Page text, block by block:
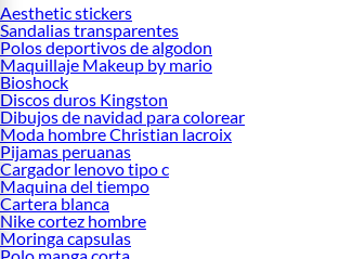
Aesthetic stickers
Sandalias transparentes
Polos deportivos de algodon
Maquillaje Makeup by mario
Bioshock
Discos duros Kingston
Dibujos de navidad para colorear
Moda hombre Christian lacroix
Pijamas peruanas
Cargador lenovo tipo c
Maquina del tiempo
Cartera blanca
Nike cortez hombre
Moringa capsulas